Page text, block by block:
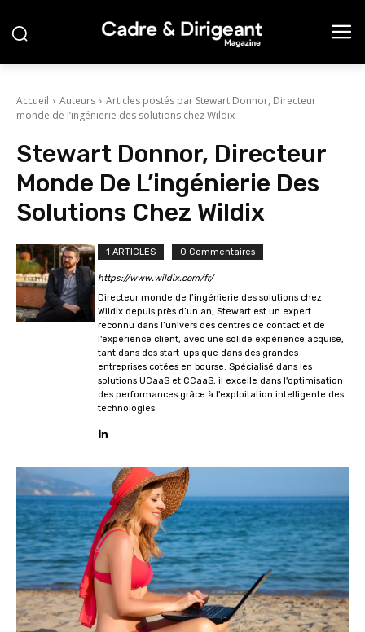
Accueil Auteurs
Articles postés par Stewart Donnor, Directeur
monde de l’ingénierie des solutions chez Wildix
Stewart Donnor, Directeur
Monde De L’ingénierie Des
Solutions Chez Wildix
1 ARTICLES 0 Commentaires
https://www.wildix.com/fr/
Directeur monde de l’ingénierie des solutions chez
Wildix depuis près d’un an, Stewart est un expert
reconnu dans l’univers des centres de contact et de
l'expérience client, avec une solide expérience acquise,
tant dans des start-ups que dans des grandes
entreprises cotées en bourse. Spécialisé dans les
solutions UCaaS et CCaaS, il excelle dans l'optimisation
des performances grâce à l'exploitation intelligente des
technologies.